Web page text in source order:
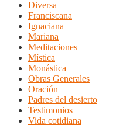
Diversa
Franciscana
Ignaciana
Mariana
Meditaciones
Mística
Monástica
Obras Generales
Oración
Padres del desierto
Testimonios
Vida cotidiana